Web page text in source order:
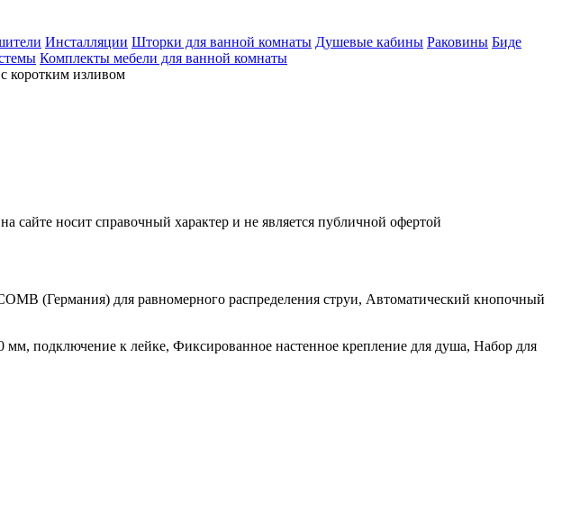
Инсталляции Шторки для ванной комнаты Душевые кабины Раковины Биде
Комплекты мебели для ванной комнаты
коротким изливом
носит справочный характер и не является публичной офертой
(Германия) для равномерного распределения струи, Автоматический кнопочный
подключение к лейке, Фиксированное настенное крепление для душа, Набор для